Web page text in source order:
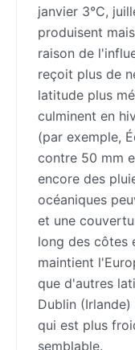
janvier 3°C,
produisent
raison de
reçoit plus de
latitude plus
culminent en
(par exemple,
contre 50 mm
encore des
océaniques
et une
long des côtes
maintient
que d'autres
Dublin
qui est plus
semblable.